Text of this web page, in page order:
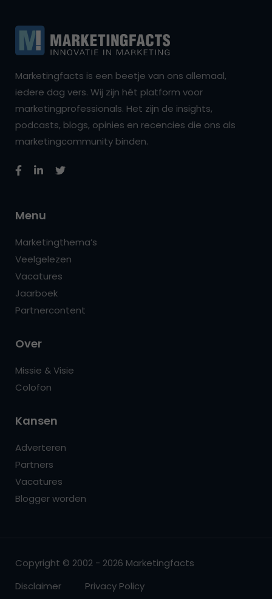
Marketingfacts is een beetje van ons allemaal,
iedere dag vers. Wij zijn hét platform voor
marketingprofessionals. Het zijn de insights,
podcasts, blogs, opinies en recencies die ons als
marketingcommunity binden.
Menu
Marketingthema’s
Veelgelezen
Vacatures
Jaarboek
Partnercontent
Over
Missie & Visie
Colofon
Kansen
Adverteren
Partners
Vacatures
Blogger worden
Copyright © 2002 - 2026 Marketingfacts
Disclaimer
Privacy Policy